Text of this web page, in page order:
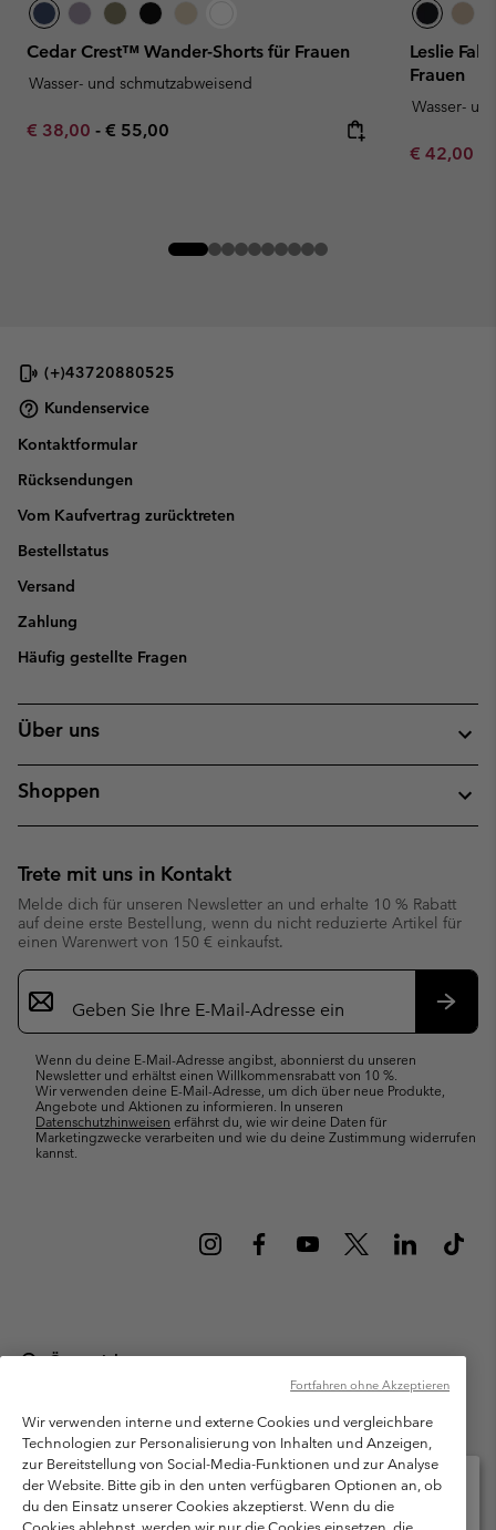
Cedar Crest™ Wander-Shorts für Frauen
Wasser- und schmutzabweisend
Minimum sale price:
€ 38,00 - Maximum price:
€ 55,00
Leslie
Frauen
Wasser-
Minimum
€ 42,00
(+)43720880525
Kundenservice
Kontaktformular
Rücksendungen
Vom Kaufvertrag zurücktreten
Bestellstatus
Versand
Zahlung
Häufig gestellte Fragen
Über uns
Shoppen
Trete mit uns in Kontakt
Melde dich für unseren Newsletter an und erhalte 10 % Rabatt
auf deine erste Bestellung, wenn du nicht reduzierte Artikel für
einen Warenwert von 150 € einkaufst.
Newsletter-
Anmeldung
Wenn du deine E-Mail-Adresse angibst, abonnierst du unseren
Newsletter und erhältst einen Willkommensrabatt von 10 %.
Wir verwenden deine E-Mail-Adresse, um dich über neue Produkte,
Angebote und Aktionen zu informieren. In unseren
Datenschutzhinweisen erfährst du, wie wir deine Daten für
Marketingzwecke verarbeiten und wie du deine Zustimmung widerrufen
kannst.
Österreich
Columbia Sportswear Austria GmbH. Moosfeldstraße 1, 5101
Bergheim, Salzburg Österreich. Alle Rechte vorbehalten.
Nutzungsbedingungen
Allgemeine Verkaufsbedingungen
Garantie
Datenschutzerklärung
Bestimmungen und Bedingungen des Mitglieder Programms
Wir verwenden interne und externe Cookies und vergleichbare
Technologien zur Personalisierung von Inhalten und Anzeigen,
zur Bereitstellung von Social-Media-Funktionen und zur Analyse
der Website. Bitte gib in den unten verfügbaren Optionen an, ob
du den Einsatz unserer Cookies akzeptierst. Wenn du die
Fortfahren ohne Akzeptieren